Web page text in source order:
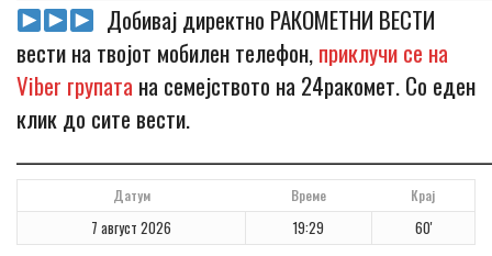
Добивај директно РАКОМЕТНИ ВЕСТИ
вести на твојот мобилен телефон,приклучи се на
Viber групата на семејството на 24ракомет. Со еден
клик до сите вести.
Датум Време Крај
7 август 2026 19:29 60'